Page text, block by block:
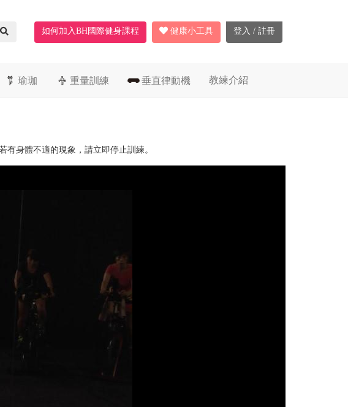
如何加入BH國際健身課程 健康小工具 登入 / 註冊
瑜珈 重量訓練 垂直律動機 教練介紹
身體不適的現象，請立即停止訓練。